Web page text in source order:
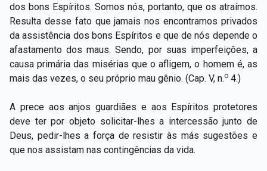
dos bons Espíritos. Somos nós, portanto, que os atraímos.
Resulta desse fato que jamais nos encontramos privados
da assistência dos bons Espíritos e que de nós depende o
afastamento dos maus. Sendo, por suas imperfeições, a
causa primária das misérias que o afligem, o homem é, as
mais das vezes, o seu próprio mau gênio. (Cap. V, n.o 4.)
A prece aos anjos guardiães e aos Espíritos protetores
deve ter por objeto solicitar-lhes a intercessão junto de
Deus, pedir-lhes a força de resistir às más sugestões e
que nos assistam nas contingências da vida.